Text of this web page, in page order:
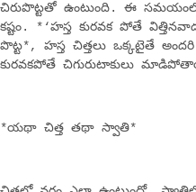
చిరుపొట్టతో ఉంటుంది. ఈ
కష్టం. *‘హస్త కురవక పోతే
పొట్ట*, హస్త చిత్తలు ఒక్కటైతే
కురవకపోతే చిగురుటాకులు
*యథా చిత్త తథా స్వాతి*